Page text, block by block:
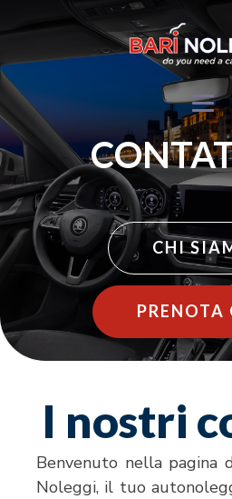
CHI
PRENOTA
I nostri
Benvenuto nella pagina
Noleggi, il tuo